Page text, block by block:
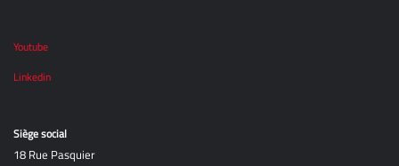
Youtube
Linkedin
Siège social
18 Rue Pasquier